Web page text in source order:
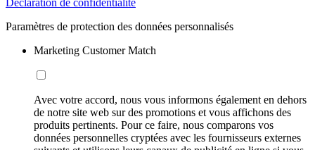
Déclaration de confidentialité
Paramètres de protection des données personnalisés
Marketing Customer Match
Avec votre accord, nous vous informons également en dehors
de notre site web sur des promotions et vous affichons des
produits pertinents. Pour ce faire, nous comparons vos
données personnelles cryptées avec les fournisseurs externes